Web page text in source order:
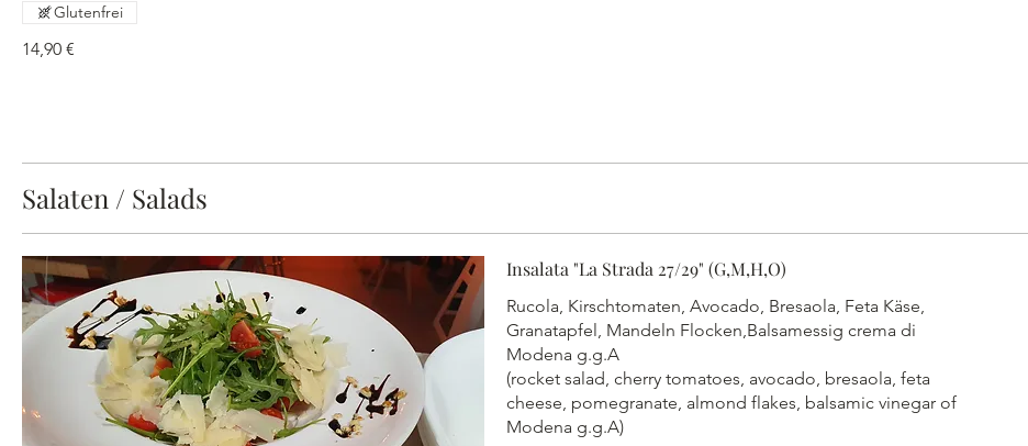
14,90 €
Glutenfrei
Salaten / Salads
Insalata "La Strada 27/29" (G,M,H,O)
Rucola, Kirschtomaten, Avocado, Bresaola, Feta Käse,
Granatapfel, Mandeln Flocken,Balsamessig crema di
Modena g.g.A
(rocket salad, cherry tomatoes, avocado, bresaola, feta
cheese, pomegranate, almond flakes, balsamic vinegar of
Modena g.g.A)